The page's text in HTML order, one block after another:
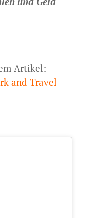
Artikel:
and Travel